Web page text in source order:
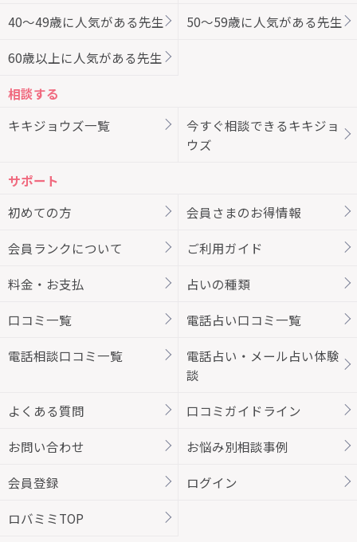
40～49歳に人気がある先生 50～59歳に人気がある先生
60歳以上に人気がある先生
相談する
キキジョウズ一覧
今すぐ相談できるキキジョ
ウズ
サポート
初めての方
会員さまのお得情報
会員ランクについて ご利用ガイド
料金・お支払 占いの種類
口コミ一覧 電話占い口コミ一覧
電話相談口コミ一覧
電話占い・メール占い体験
談
よくある質問 口コミガイドライン
お問い合わせ お悩み別相談事例
会員登録 ログイン
ロバミミTOP